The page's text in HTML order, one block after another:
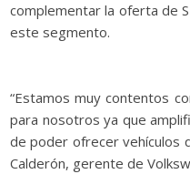
complementar la oferta de
este segmento.
“Estamos muy contentos
para nosotros ya que
de poder ofrecer vehículos
Calderón, gerente de